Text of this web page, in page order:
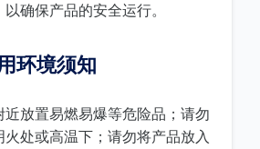
确保产品的安全运行。
环境须知
近放置易燃易爆等危险品；请勿
处或高温下；请勿将产品放入